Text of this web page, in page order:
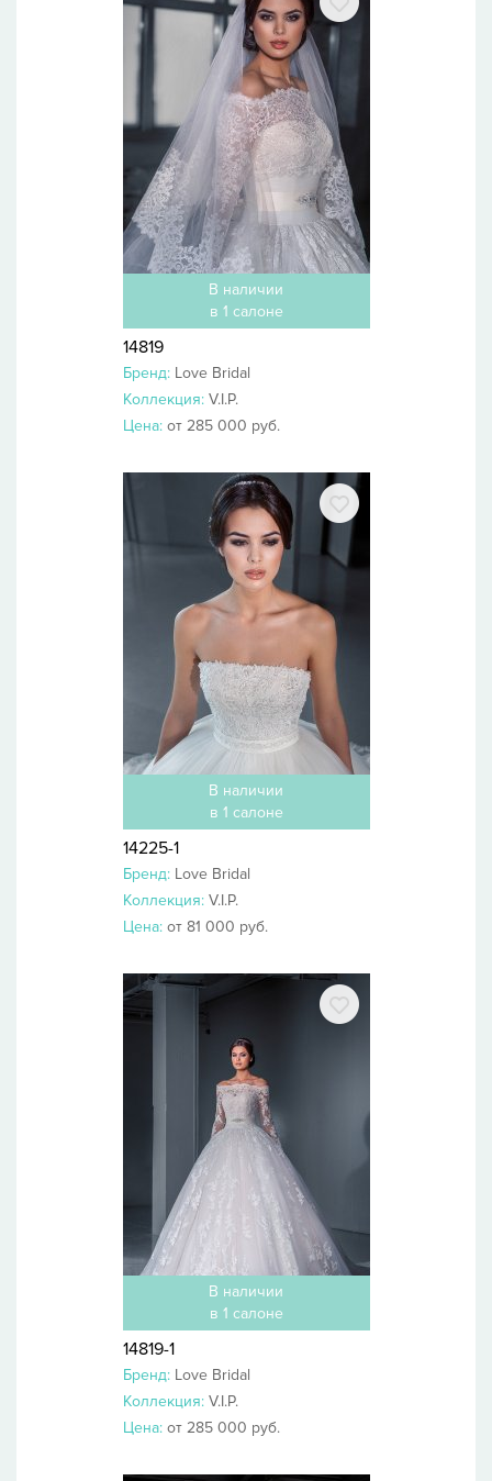
В наличии
в 1 салоне
14819
Бренд: Love Bridal
Коллекция: V.I.P.
Цена: от 285 000 руб.
В наличии
в 1 салоне
14225-1
Бренд: Love Bridal
Коллекция: V.I.P.
Цена: от 81 000 руб.
В наличии
в 1 салоне
14819-1
Бренд: Love Bridal
Коллекция: V.I.P.
Цена: от 285 000 руб.